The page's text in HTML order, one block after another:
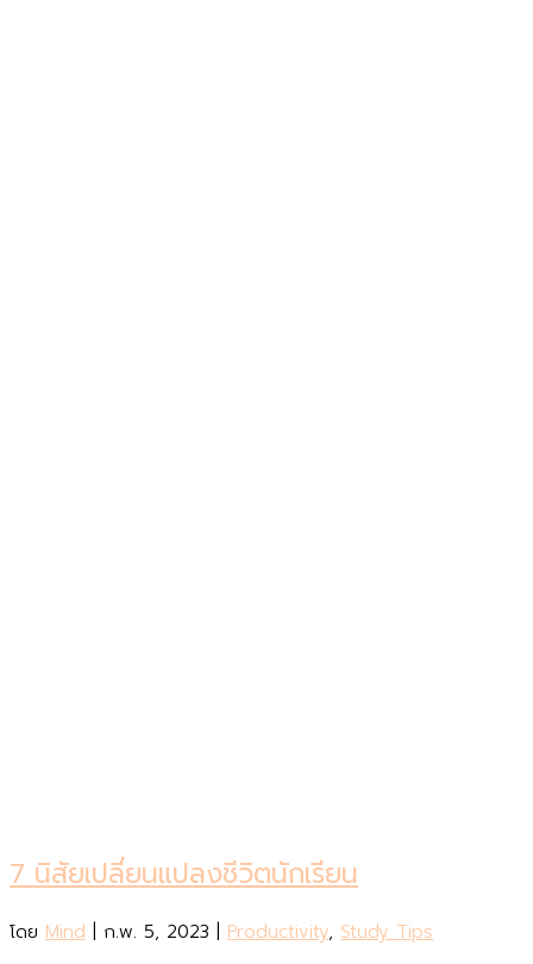
7 นิสัยเปลี่ยนแปลงชีวิตนักเรียน
โดย Mind ก.พ. 5, 2023 Productivity, Study Tips